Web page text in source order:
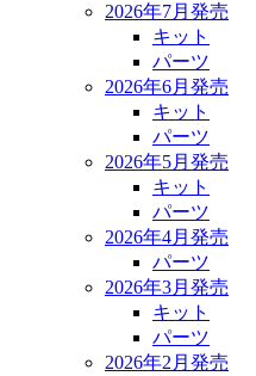
2026年7月発売
キット
パーツ
2026年6月発売
キット
パーツ
2026年5月発売
キット
パーツ
2026年4月発売
パーツ
2026年3月発売
キット
パーツ
2026年2月発売